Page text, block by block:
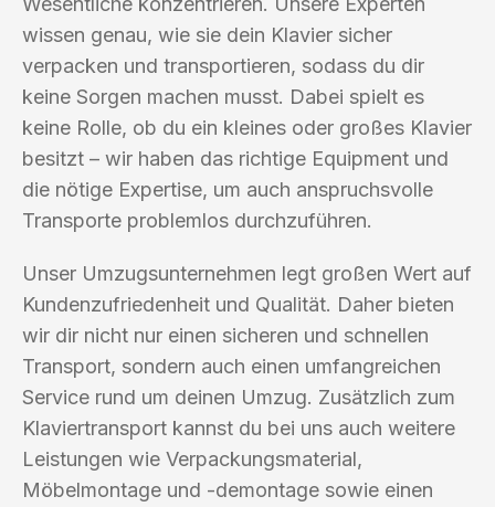
wissen genau, wie sie dein Klavier sicher
verpacken und transportieren, sodass du dir
keine Sorgen machen musst. Dabei spielt es
keine Rolle, ob du ein kleines oder großes Klavier
besitzt – wir haben das richtige Equipment und
die nötige Expertise, um auch anspruchsvolle
Transporte problemlos durchzuführen.
Unser Umzugsunternehmen legt großen Wert auf
Kundenzufriedenheit und Qualität. Daher bieten
wir dir nicht nur einen sicheren und schnellen
Transport, sondern auch einen umfangreichen
Service rund um deinen Umzug. Zusätzlich zum
Klaviertransport kannst du bei uns auch weitere
Leistungen wie Verpackungsmaterial,
Möbelmontage und -demontage sowie einen